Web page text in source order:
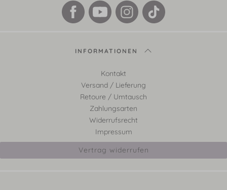
INFORMATIONEN
Kontakt
Versand / Lieferung
Retoure / Umtausch
Zahlungsarten
Widerrufsrecht
Impressum
Vertrag widerrufen